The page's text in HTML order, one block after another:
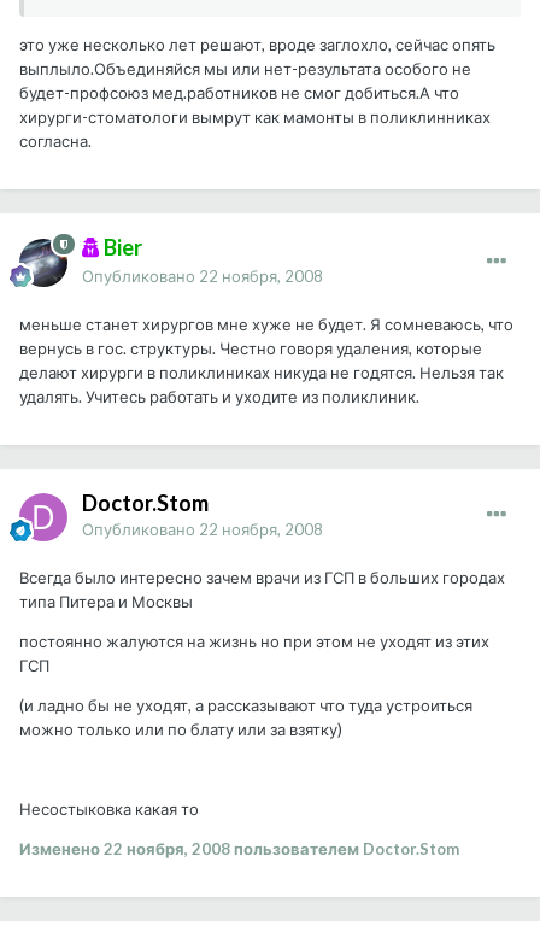
это уже несколько лет решают, вроде заглохло, сейчас опять
выплыло.Объединяйся мы или нет-результата особого не
будет-профсоюз мед.работников не смог добиться.А что
хирурги-стоматологи вымрут как мамонты в поликлинниках
согласна.
Bier
Опубликовано 22 ноября, 2008
меньше станет хирургов мне хуже не будет. Я сомневаюсь, что
вернусь в гос. структуры. Честно говоря удаления, которые
делают хирурги в поликлиниках никуда не годятся. Нельзя так
удалять. Учитесь работать и уходите из поликлиник.
Doctor.Stom
Опубликовано 22 ноября, 2008
Всегда было интересно зачем врачи из ГСП в больших городах
типа Питера и Москвы
постоянно жалуются на жизнь но при этом не уходят из этих
ГСП
(и ладно бы не уходят, а рассказывают что туда устроиться
можно только или по блату или за взятку)
Несостыковка какая то
Изменено22 ноября, 2008пользователем Doctor.Stom